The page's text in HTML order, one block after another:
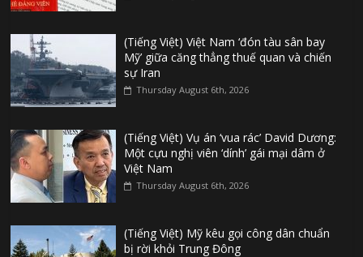
(Tiếng Việt) Việt Nam ‘đón tàu sân bay
Mỹ’ giữa căng thẳng thuế quan và chiến
sự Iran
Thursday August 6th, 2026
(Tiếng Việt) Vụ án ‘vua rác’ David Dương:
Một cựu nghị viên ‘dính’ gái mại dâm ở
Việt Nam
Thursday August 6th, 2026
(Tiếng Việt) Mỹ kêu gọi công dân chuẩn
bị rời khỏi Trung Đông